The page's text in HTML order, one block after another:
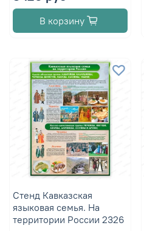
В корзину
Стенд Кавказская
языковая семья. На
территории России 2326